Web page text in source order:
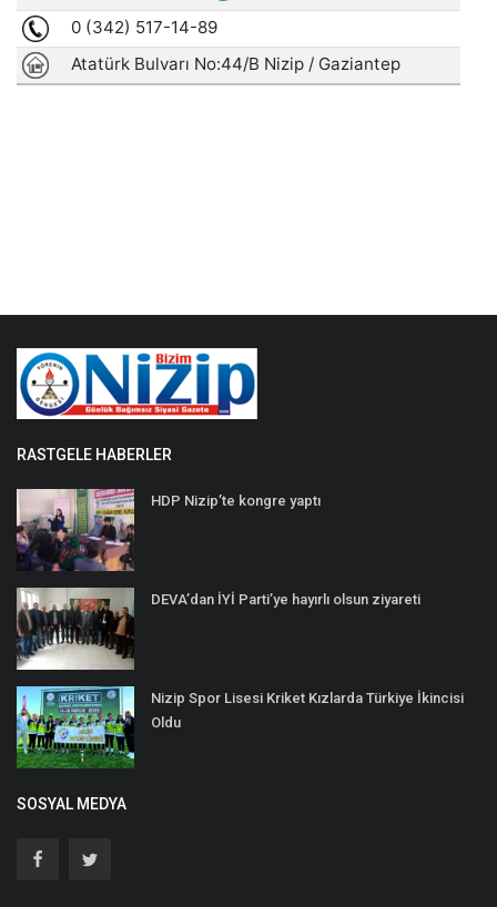
RASTGELE HABERLER
HDP Nizip’te kongre yaptı
DEVA’dan İYİ Parti’ye hayırlı olsun ziyareti
Nizip Spor Lisesi Kriket Kızlarda Türkiye İkincisi
Oldu
SOSYAL MEDYA